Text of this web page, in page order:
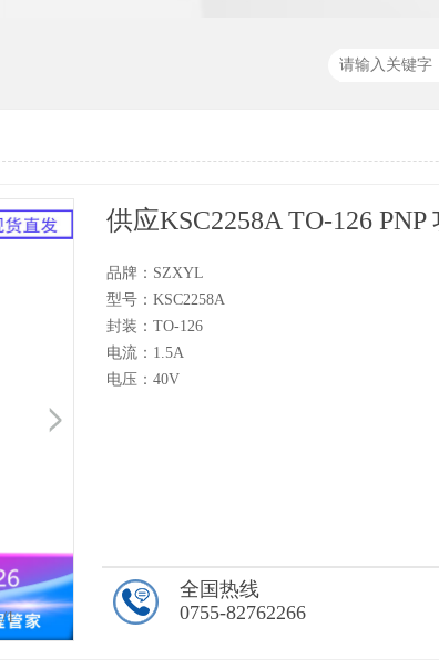
/1
供应KSC2258A TO-126
品牌：SZXYL
型号：KSC2258A
封装：TO-126
电流：1.5A
电压：40V
全国热线
0755-82762266